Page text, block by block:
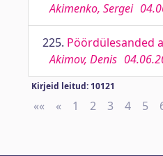
Akimenko, Sergei
225. Pöördülesanded
Akimov, Denis
Kirjeid leitud: 10121
«« First
« Previous
1 2 3 4 5